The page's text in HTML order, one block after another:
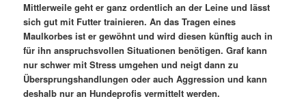
Mittlerweile geht er ganz ordentlich an der Leine und lässt
sich gut mit Futter trainieren. An das Tragen eines
Maulkorbes ist er gewöhnt und wird diesen künftig auch in
für ihn anspruchsvollen Situationen benötigen. Graf kann
nur schwer mit Stress umgehen und neigt dann zu
Übersprungshandlungen oder auch Aggression und kann
deshalb nur an Hundeprofis vermittelt werden.